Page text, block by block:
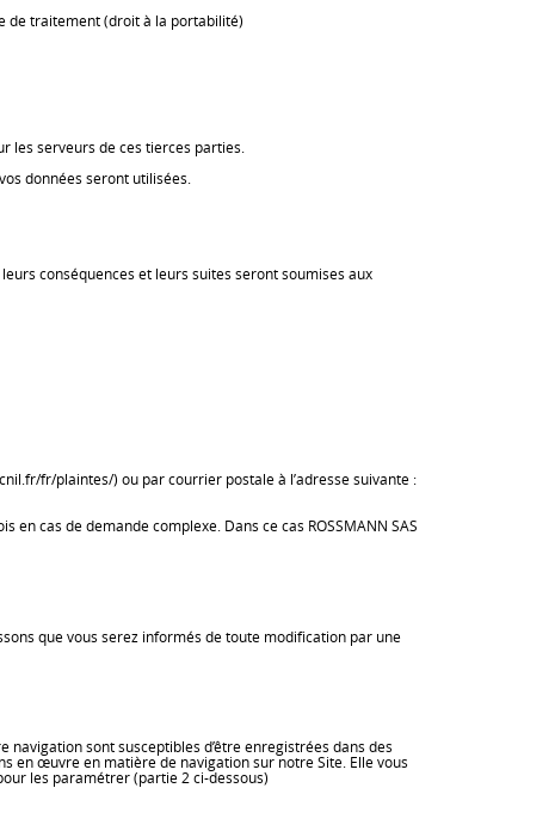
traitement (droit à la portabilité)
les serveurs de ces tierces parties.
données seront utilisées.
conséquences et leurs suites seront soumises aux
fr/plaintes/) ou par courrier postale à l’adresse suivante :
cas de demande complexe. Dans ce cas ROSSMANN SAS
que vous serez informés de toute modification par une
sont susceptibles d’être enregistrées dans des
en œuvre en matière de navigation sur notre Site. Elle vous
les paramétrer (partie 2 ci-dessous)